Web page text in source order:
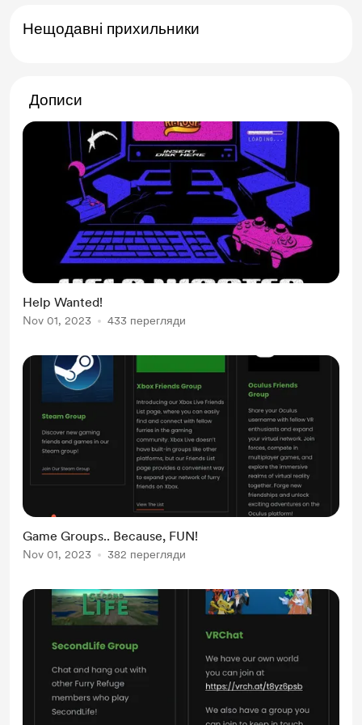
Нещодавні прихильники
Дописи
Help Wanted!
Nov 01, 2023 433 перегляди
Game Groups.. Because, FUN!
Nov 01, 2023 382 перегляди